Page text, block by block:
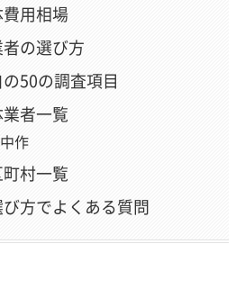
用相場
の選び方
50の調査項目
者一覧
作
村一覧
方でよくある質問